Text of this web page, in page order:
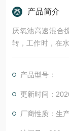
产品简介
厌氧池高速混合
转，工作时，在
拌均匀，整个池
产品型号：
更新时间：
厂商性质：生